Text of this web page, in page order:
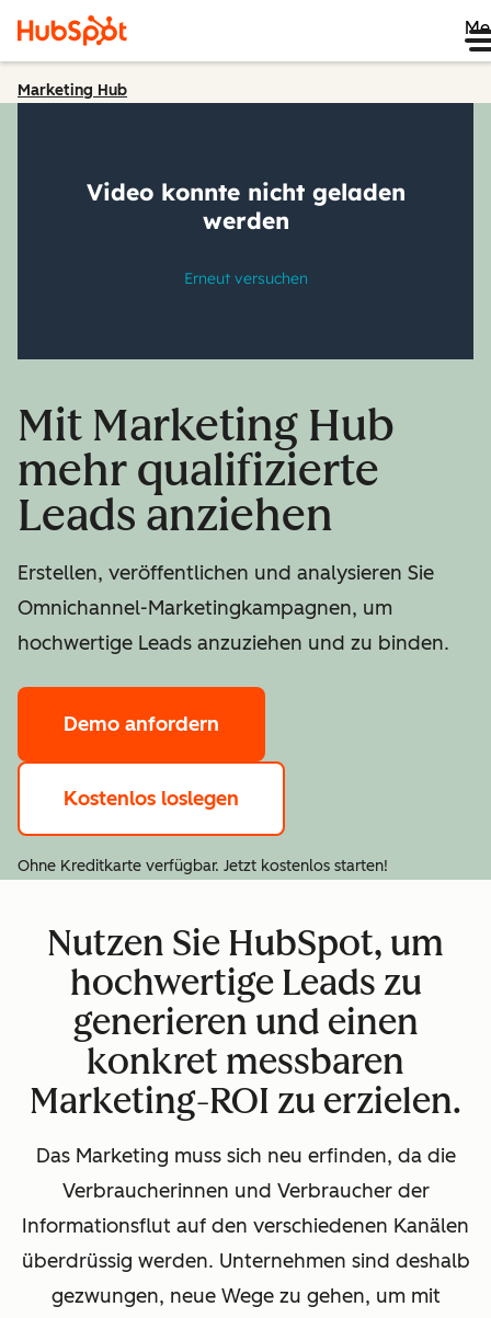
Marketing Hub
Mit Marketing Hub
mehr qualifizierte
Leads anziehen
Erstellen, veröffentlichen und analysieren Sie
Omnichannel-Marketingkampagnen, um
hochwertige Leads anzuziehen und zu binden.
Demo anfordern
Kostenlos loslegen
Ohne Kreditkarte verfügbar. Jetzt kostenlos starten!
Nutzen Sie HubSpot, um
hochwertige Leads zu
generieren und einen
konkret messbaren
Marketing-ROI zu erzielen.
Das Marketing muss sich neu erfinden, da die
Verbraucherinnen und Verbraucher der
Informationsflut auf den verschiedenen Kanälen
überdrüssig werden. Unternehmen sind deshalb
gezwungen, neue Wege zu gehen, um mit